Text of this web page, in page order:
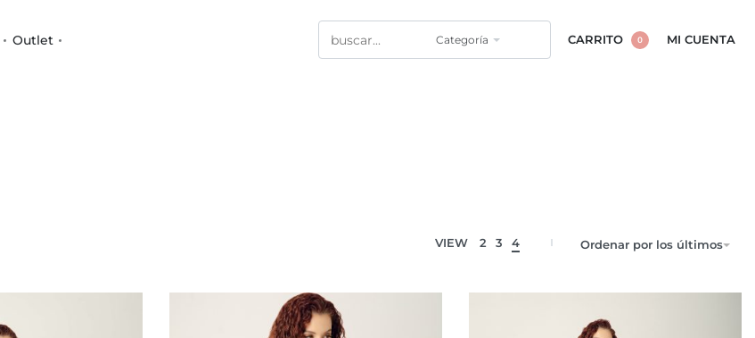
Outlet Categoría CARRITO 0 MI CUENTA
VIEW 2 3 4 Ordenar por los últimos